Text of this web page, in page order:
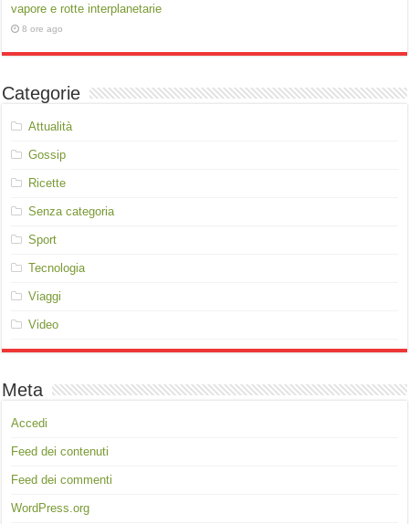
vapore e rotte interplanetarie
8 ore ago
Categorie
Attualità
Gossip
Ricette
Senza categoria
Sport
Tecnologia
Viaggi
Video
Meta
Accedi
Feed dei contenuti
Feed dei commenti
WordPress.org